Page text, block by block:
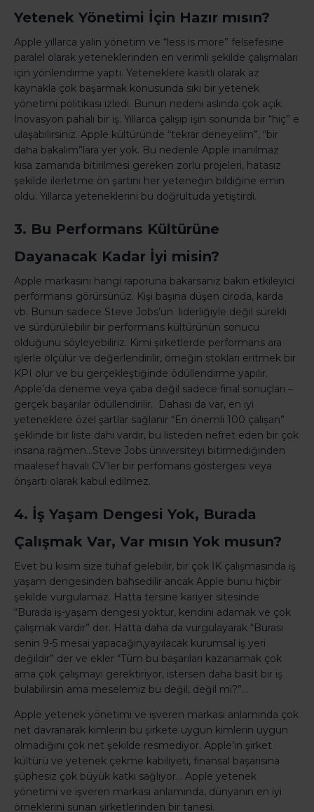
Yetenek Yönetimi İçin Hazır mısın?
Apple yıllarca yalın yönetim ve “less is more” felsefesine
paralel olarak yeteneklerinden en verimli şekilde çalışmaları
için yönlendirme yaptı. Yeteneklere kasıtlı olarak az
kaynakla çok başarmak konusunda sıkı bir yetenek
yönetimi politikası izledi. Bunun nedeni aslında çok açık.
İnovasyon pahalı bir iş. Yıllarca çalışıp işin sonunda bir “hiç” e
ulaşabilirsiniz. Apple kültüründe “tekrar deneyelim”, “bir
daha bakalım”lara yer yok. Bu nedenle Apple inanılmaz
kısa zamanda bitirilmesi gereken zorlu projeleri, hatasız
şekilde ilerletme ön şartını her yeteneğin bildiğine emin
oldu. Yıllarca yeteneklerini bu doğrultuda yetiştirdi.
3. Bu Performans Kültürüne
Dayanacak Kadar İyi misin?
Apple markasını hangi raporuna bakarsanız bakın etkileyici
performansı görürsünüz. Kişi başına düşen ciroda, karda
vb. Bunun sadece Steve Jobs’un liderliğiyle değil sürekli
ve sürdürülebilir bir performans kültürünün sonucu
olduğunu söyleyebiliriz. Kimi şirketlerde performans ara
işlerle ölçülür ve değerlendirilir, örneğin stokları eritmek bir
KPI olur ve bu gerçekleştiğinde ödüllendirme yapılır.
Apple’da deneme veya çaba değil sadece final sonuçları –
gerçek başarılar ödüllendirilir. Dahası da var, en iyi
yeteneklere özel şartlar sağlanır “En önemli 100 çalışan”
şeklinde bir liste dahi vardır, bu listeden nefret eden bir çok
insana rağmen…Steve Jobs üniversiteyi bitirmediğinden
maalesef havalı CV’ler bir perfomans göstergesi veya
önşartı olarak kabul edilmez.
4. İş Yaşam Dengesi Yok, Burada
Çalışmak Var, Var mısın Yok musun?
Evet bu kısım size tuhaf gelebilir, bir çok İK çalışmasında iş
yaşam dengesinden bahsedilir ancak Apple bunu hiçbir
şekilde vurgulamaz. Hatta tersine kariyer sitesinde
“Burada iş-yaşam dengesi yoktur, kendini adamak ve çok
çalışmak vardır” der. Hatta daha da vurgulayarak “Burası
senin 9-5 mesai yapacağın,yayılacak kurumsal iş yeri
değildir” der ve ekler “Tüm bu başarıları kazanamak çok
ama çok çalışmayı gerektiriyor, istersen daha basit bir iş
bulabilirsin ama meselemiz bu değil, değil mi?”…
Apple yetenek yönetimi ve işveren markası anlamında çok
net davranarak kimlerin bu şirkete uygun kimlerin uygun
olmadığını çok net şekilde resmediyor. Apple’ın şirket
kültürü ve yetenek çekme kabiliyeti, finansal başarısına
şüphesiz çok büyük katkı sağlıyor… Apple yetenek
yönetimi ve işveren markası anlamında, dünyanın en iyi
örneklerini sunan şirketlerinden bir tanesi.